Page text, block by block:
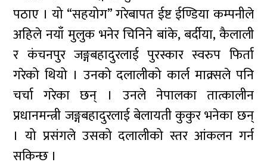
पठाए । यो “सहयोग” गरेबापत ईष्ट ईण्डिया कम्पनीले
अहिले नयाँ मुलुक भनेर चिनिने बांके, बर्दीया, कैलाली
र कंचनपुर जङ्गबहादुरलाई पुरस्कार स्वरुप फिर्ता
गरेको थियो । उनको दलालीको कार्ल माक्र्सले पनि
चर्चा गरेका छन् । उनले नेपालका तात्कालीन
प्रधानमन्त्री जङ्गबहादुरलाई बेलायती कुकुर भनेका छन्
। यो प्रसंगले उसको दलालीको स्तर आंकलन गर्न
सकिन्छ ।